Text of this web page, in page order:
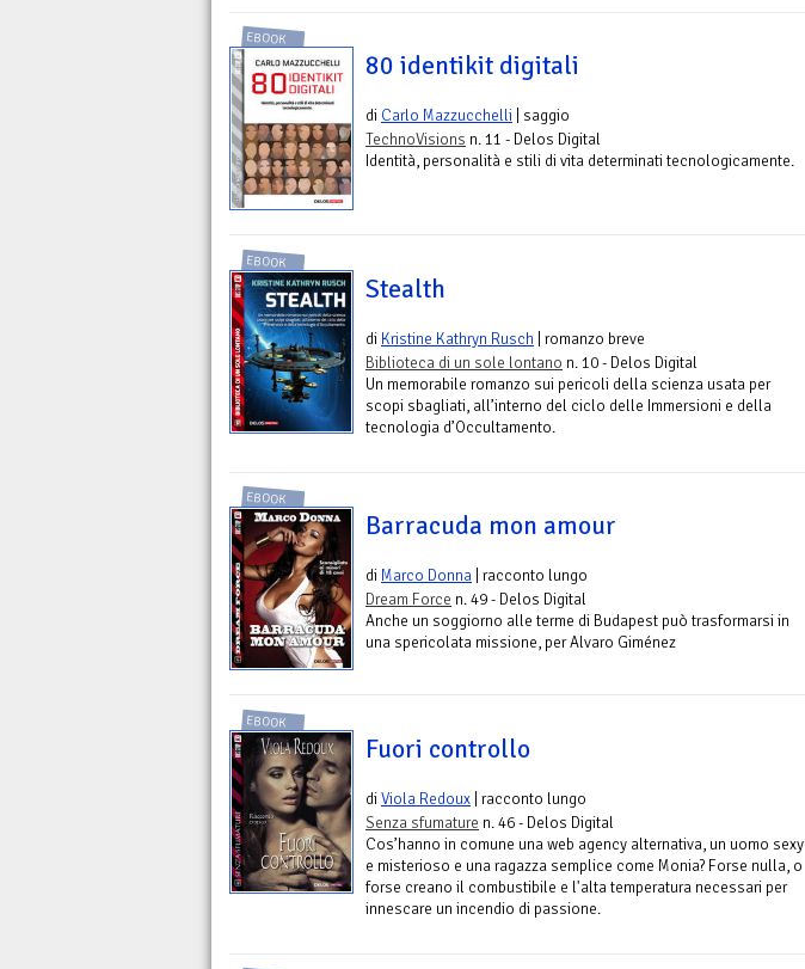
EBOOK
80 identikit digitali
di Carlo Mazzucchelli | saggio
TechnoVisions n. 11 - Delos Digital
Identità, personalità e stili di vita determinati tecnologicamente.
EBOOK
Stealth
di Kristine Kathryn Rusch | romanzo breve
Biblioteca di un sole lontano n. 10 - Delos Digital
Un memorabile romanzo sui pericoli della scienza usata per
scopi sbagliati, all’interno del ciclo delle Immersioni e della
tecnologia d’Occultamento.
EBOOK
Barracuda mon amour
di Marco Donna | racconto lungo
Dream Force n. 49 - Delos Digital
Anche un soggiorno alle terme di Budapest può trasformarsi in
una spericolata missione, per Alvaro Giménez
EBOOK
Fuori controllo
diViola Redoux | racconto lungo
Senza sfumature n. 46 - Delos Digital
Cos’hanno in comune una web agency alternativa, un uomo sexy
e misterioso e una ragazza semplice come Monia? Forse nulla, o
forse creano il combustibile e l'alta temperatura necessari per
innescare un incendio di passione.